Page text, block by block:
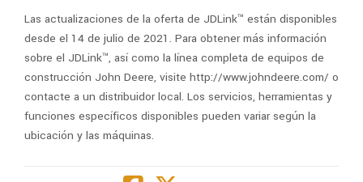
Las actualizaciones de la oferta de JDLink™ están disponibles
desde el 14 de julio de 2021. Para obtener más información
sobre el JDLink™, así como la línea completa de equipos de
construcción John Deere, visite http://www.johndeere.com/ o
contacte a un distribuidor local. Los servicios, herramientas y
funciones específicos disponibles pueden variar según la
ubicación y las máquinas.